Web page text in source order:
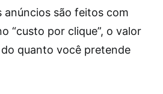
anúncios são feitos com
“custo por clique”, o valor
quanto você pretende